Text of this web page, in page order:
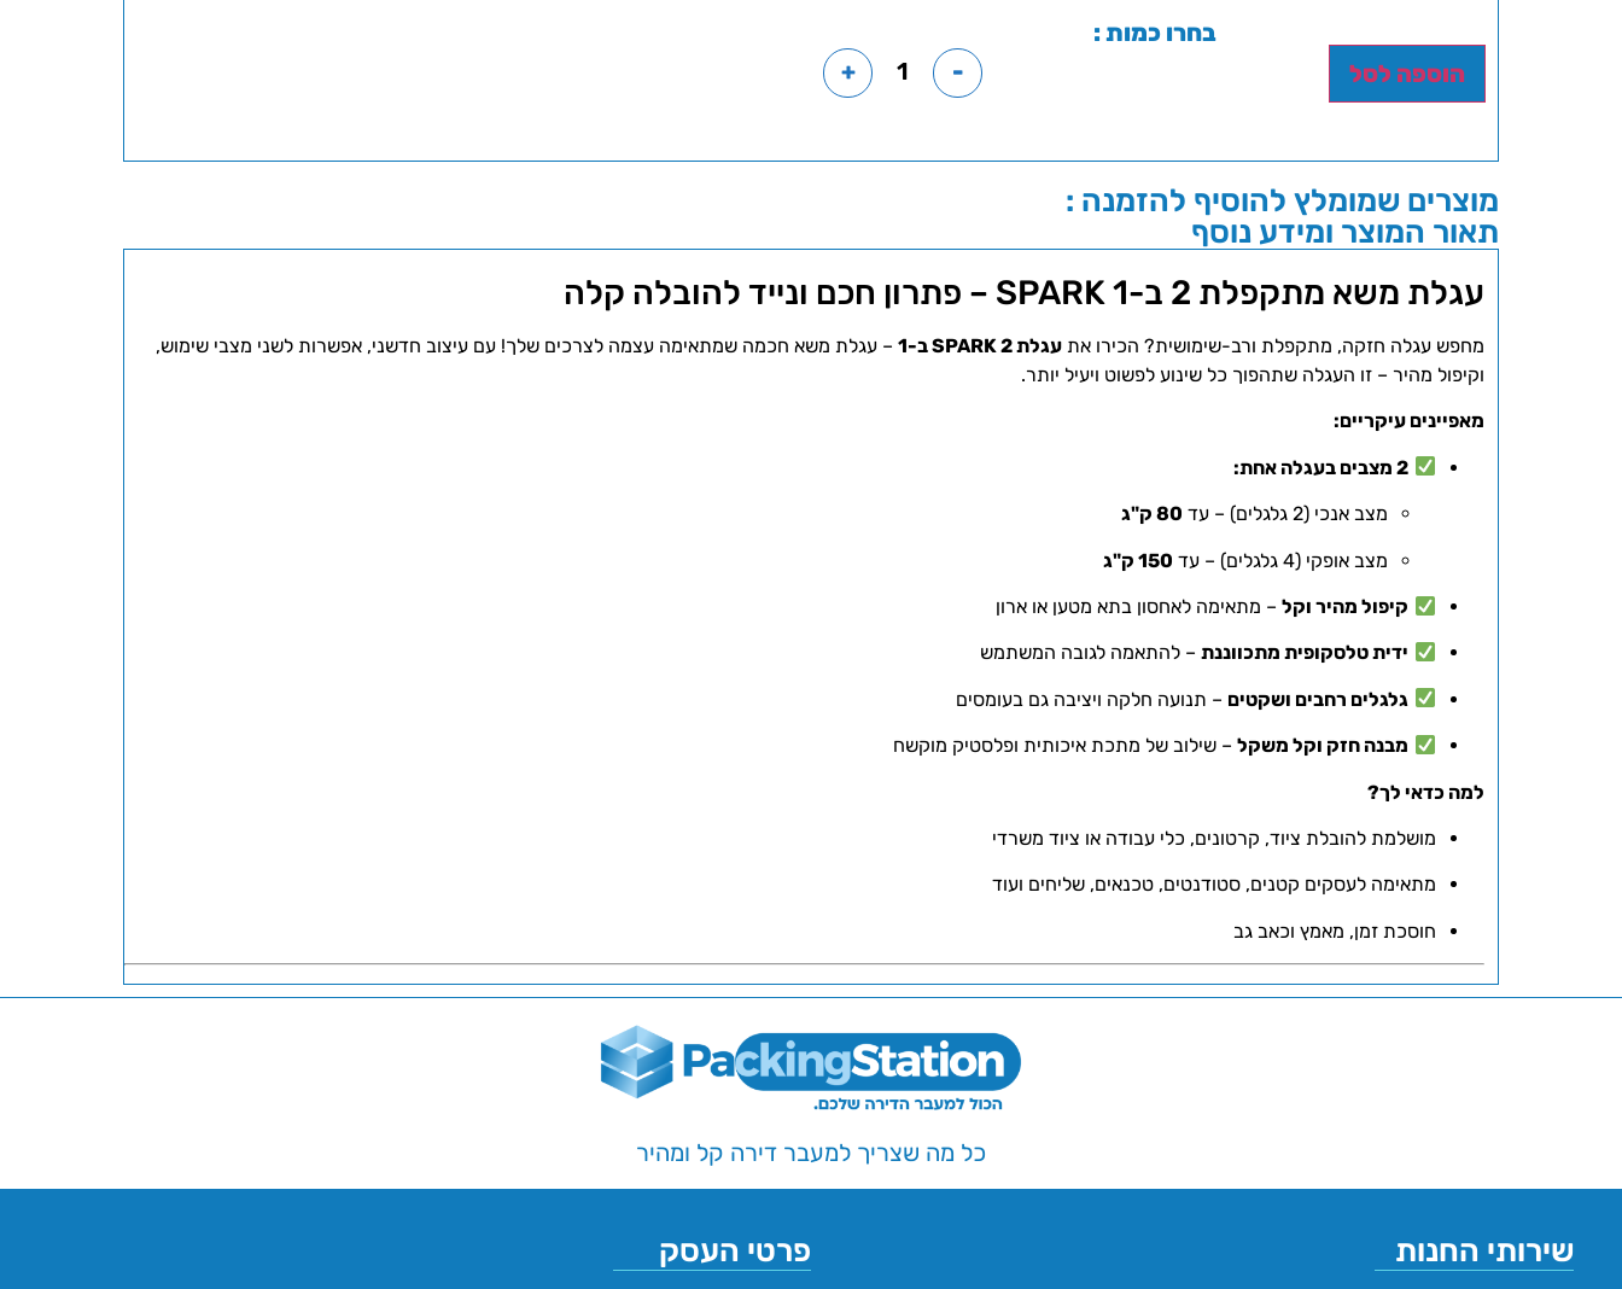
בחרו כמות :
-
+ הוספה לסל
מוצרים שמומלץ להוסיף להזמנה :
תאור המוצר ומידע נוסף
עגלת משא מתקפלת 2 ב-1 SPARK – פתרון חכם ונייד להובלה קלה
מחפש עגלה חזקה, מתקפלת ורב-שימושית? הכירו אתעגלת SPARK 2 ב-1
– עגלת משא חכמה שמתאימה עצמה לצרכים שלך! עם עיצוב חדשני, אפשרות לשני מצבי שימוש,
וקיפול מהיר – זו העגלה שתהפוך כל שינוע לפשוט ויעיל יותר.
מאפיינים עיקריים:
2 מצבים בעגלה אחת:
מצב אנכי (2 גלגלים) – עד 80 ק"ג
מצב אופקי (4 גלגלים) – עד 150 ק"ג
קיפול מהיר וקל– מתאימה לאחסון בתא מטען או ארון
ידית טלסקופית מתכווננת– להתאמה לגובה המשתמש
גלגלים רחבים ושקטים – תנועה חלקה ויציבה גם בעומסים
מבנה חזק וקל משקל– שילוב של מתכת איכותית ופלסטיק מוקשח
למה כדאי לך?
מושלמת להובלת ציוד, קרטונים, כלי עבודה או ציוד משרדי
מתאימה לעסקים קטנים, סטודנטים, טכנאים, שליחים ועוד
חוסכת זמן, מאמץ וכאב גב
כל מה שצריך למעבר דירה קל ומהיר
שירותי החנות פרטי העסק